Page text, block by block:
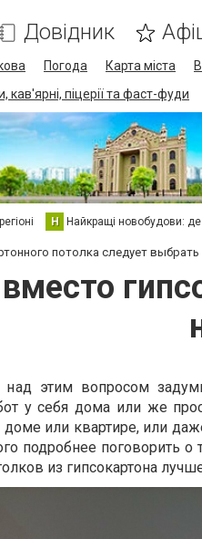
Довідник
Погода Карта міста
кав'ярні, піцерії та фаст-фуди
Н Найкращі новобудови:
потолка следует
этим вопросом
у себя дома или же
доме или квартире, или
подробнее поговорить
из гипсокартона